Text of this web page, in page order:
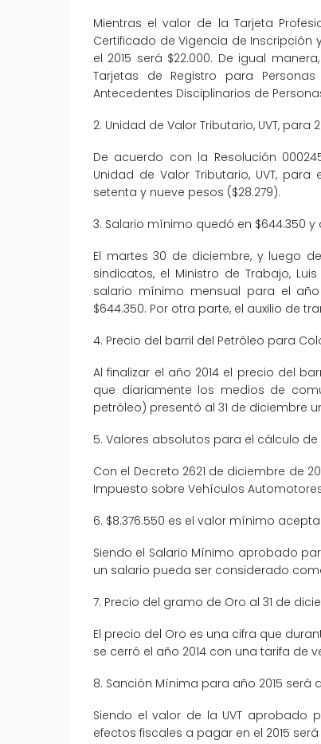
Mientras el valor de la Tarjeta
Certificado de Vigencia de Inscripción
el 2015 será $22.000. De igual
Tarjetas de Registro para
Antecedentes Disciplinarios de
2. Unidad de Valor Tributario, UVT, para
De acuerdo con la Resolución
Unidad de Valor Tributario, UVT,
setenta y nueve pesos ($28.279).
3. Salario mínimo quedó en $644.350 y
El martes 30 de diciembre, y luego
sindicatos, el Ministro de Trabajo,
salario mínimo mensual para el
$644.350. Por otra parte, el auxilio de
4. Precio del barril del Petróleo para
Al finalizar el año 2014 el precio del
que diariamente los medios de
petróleo) presentó al 31 de diciembre
5. Valores absolutos para el cálculo
Con el Decreto 2621 de diciembre de
Impuesto sobre Vehículos
6. $8.376.550 es el valor mínimo
Siendo el Salario Mínimo aprobado
un salario pueda ser considerado
7. Precio del gramo de Oro al 31 de
El precio del Oro es una cifra que
se cerró el año 2014 con una tarifa de
8. Sanción Mínima para año 2015 será
Siendo el valor de la UVT aprobado
efectos fiscales a pagar en el 2015 será